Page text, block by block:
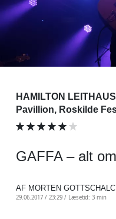
HAMILTON
Pavillion, Roskilde
GAFFA – alt
AF MORTEN
29.06.2017 / 23:29 / Læsetid: 3 min